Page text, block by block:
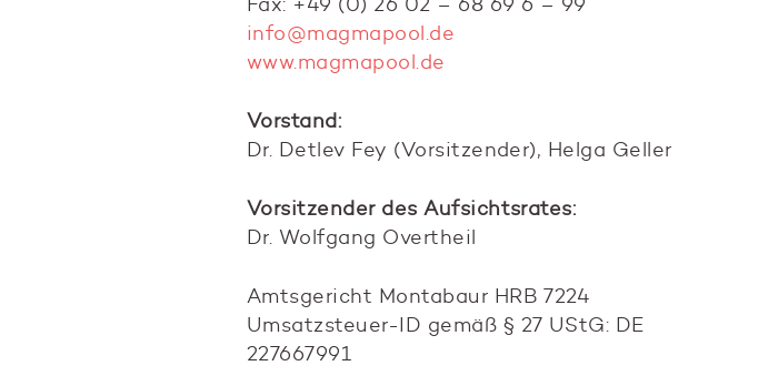
info@magmapool.de
www.magmapool.de
Vorstand:
Dr. Detlev Fey (Vorsitzender), Helga Geller
Vorsitzender des Aufsichtsrates:
Dr. Wolfgang Overtheil
Amtsgericht Montabaur HRB 7224
Umsatzsteuer-ID gemäß § 27 UStG: DE
227667991